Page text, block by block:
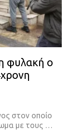
φυλακή ο
στον οποίο
με τους …